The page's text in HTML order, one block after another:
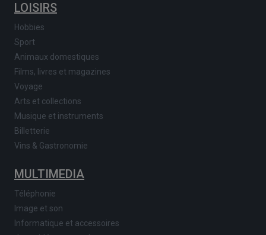
LOISIRS
Hobbies
Sport
Animaux domestiques
Films, livres et magazines
Voyage
Arts et collections
Musique et instruments
Billetterie
Vins & Gastronomie
MULTIMEDIA
Téléphonie
Image et son
Informatique et accessoires